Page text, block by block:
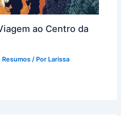
ao Centro da
Resumos / Por Larissa